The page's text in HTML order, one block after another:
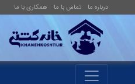
درباره ما تماس با ما همکاری با ما